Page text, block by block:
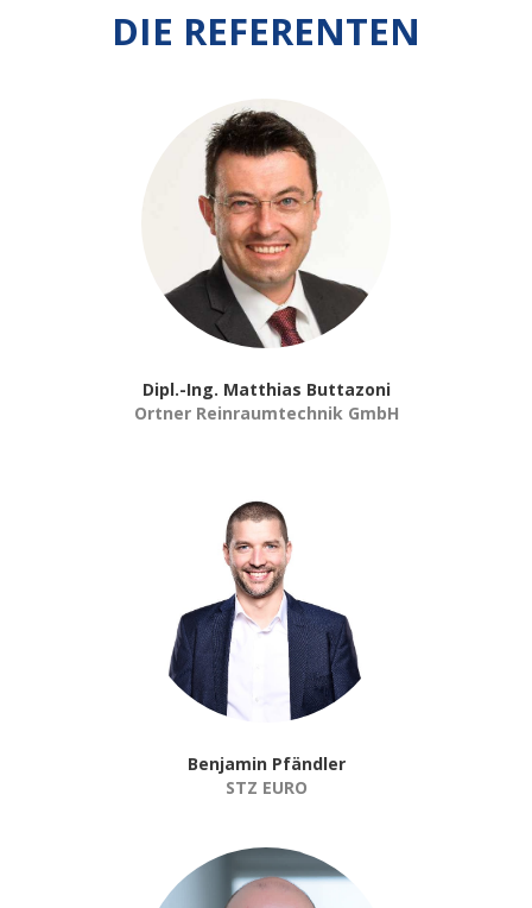
DIE REFERENTEN
Dipl.-Ing. Matthias Buttazoni
Ortner Reinraumtechnik GmbH
Benjamin Pfändler
STZ EURO